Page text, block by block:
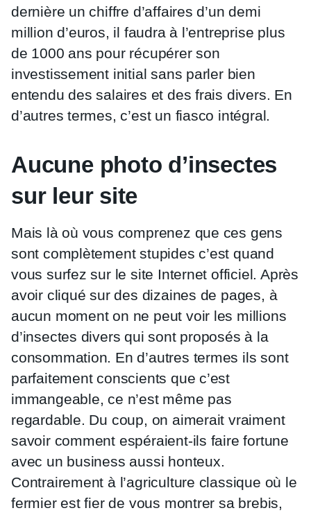
dernière un chiffre d’affaires d’un demi
million d’euros, il faudra à l’entreprise plus
de 1000 ans pour récupérer son
investissement initial sans parler bien
entendu des salaires et des frais divers. En
d’autres termes, c’est un fiasco intégral.
Aucune photo d’insectes
sur leur site
Mais là où vous comprenez que ces gens
sont complètement stupides c’est quand
vous surfez sur le site Internet officiel. Après
avoir cliqué sur des dizaines de pages, à
aucun moment on ne peut voir les millions
d’insectes divers qui sont proposés à la
consommation. En d’autres termes ils sont
parfaitement conscients que c’est
immangeable, ce n’est même pas
regardable. Du coup, on aimerait vraiment
savoir comment espéraient-ils faire fortune
avec un business aussi honteux.
Contrairement à l’agriculture classique où le
fermier est fier de vous montrer sa brebis,